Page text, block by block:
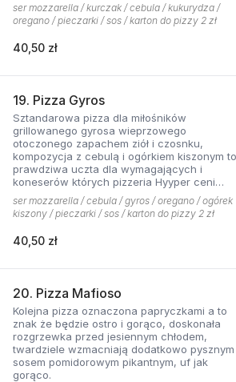
ser mozzarella / kurczak / cebula / kukurydza /
oregano / pieczarki / sos / karton do pizzy 2 zł
40,50 zł
19. Pizza Gyros
Sztandarowa pizza dla miłośników
grillowanego gyrosa wieprzowego
otoczonego zapachem ziół i czosnku,
kompozycja z cebulą i ogórkiem kiszonym to
prawdziwa uczta dla wymagających i
koneserów których pizzeria Hyyper ceni
najbardziej. . Chodzą słuchy, że gyros Hyyper
jest najlepszy w mieście
ser mozzarella / cebula / gyros / oregano / ogórek
kiszony / pieczarki / sos / karton do pizzy 2 zł
40,50 zł
20. Pizza Mafioso
Kolejna pizza oznaczona papryczkami a to
znak że będzie ostro i gorąco, doskonała
rozgrzewka przed jesiennym chłodem,
twardziele wzmacniają dodatkowo pysznym
sosem pomidorowym pikantnym, uf jak
gorąco.